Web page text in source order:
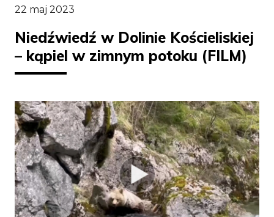
22 maj 2023
Niedźwiedź w Dolinie Kościeliskiej
– kąpiel w zimnym potoku (FILM)